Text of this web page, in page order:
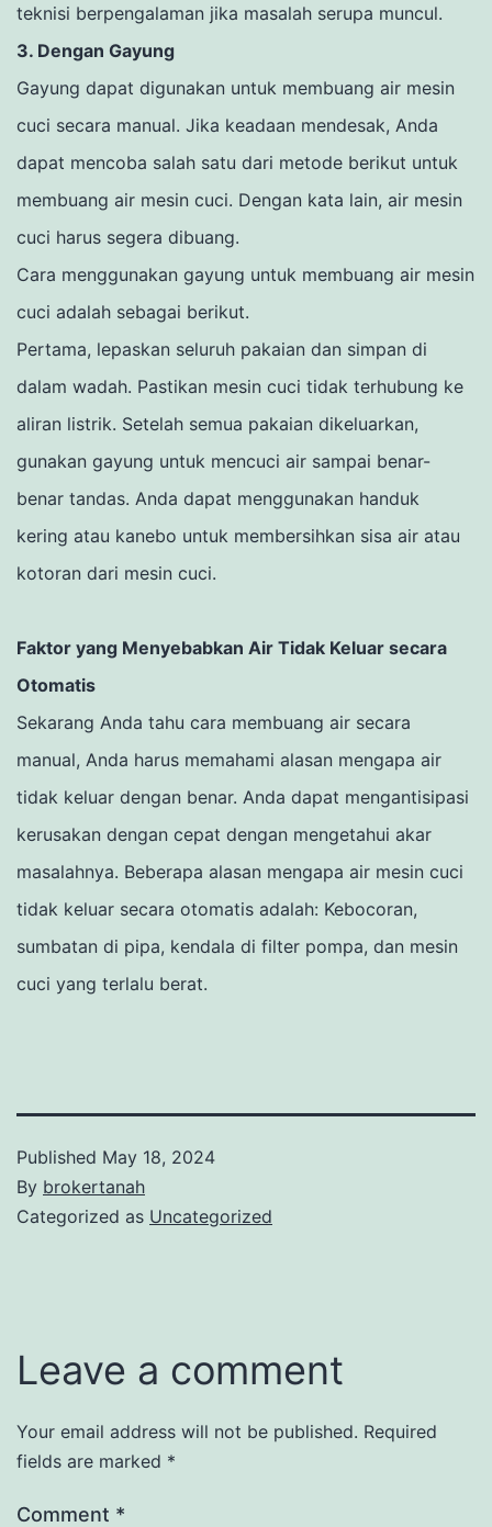
teknisi berpengalaman jika masalah serupa muncul.
3. Dengan Gayung
Gayung dapat digunakan untuk membuang air mesin
cuci secara manual. Jika keadaan mendesak, Anda
dapat mencoba salah satu dari metode berikut untuk
membuang air mesin cuci. Dengan kata lain, air mesin
cuci harus segera dibuang.
Cara menggunakan gayung untuk membuang air mesin
cuci adalah sebagai berikut.
Pertama, lepaskan seluruh pakaian dan simpan di
dalam wadah. Pastikan mesin cuci tidak terhubung ke
aliran listrik. Setelah semua pakaian dikeluarkan,
gunakan gayung untuk mencuci air sampai benar-
benar tandas. Anda dapat menggunakan handuk
kering atau kanebo untuk membersihkan sisa air atau
kotoran dari mesin cuci.
Faktor yang Menyebabkan Air Tidak Keluar secara
Otomatis
Sekarang Anda tahu cara membuang air secara
manual, Anda harus memahami alasan mengapa air
tidak keluar dengan benar. Anda dapat mengantisipasi
kerusakan dengan cepat dengan mengetahui akar
masalahnya. Beberapa alasan mengapa air mesin cuci
tidak keluar secara otomatis adalah: Kebocoran,
sumbatan di pipa, kendala di filter pompa, dan mesin
cuci yang terlalu berat.
Published May 18, 2024
By brokertanah
Categorized as Uncategorized
Leave a comment
Your email address will not be published. Required
fields are marked *
Comment *